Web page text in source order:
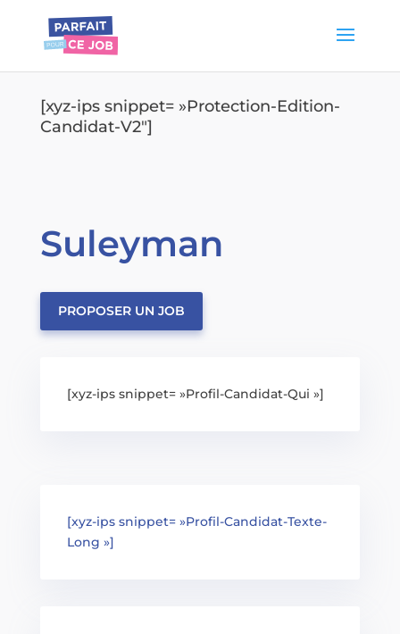
[xyz-ips snippet= »Protection-Edition-
Candidat-V2″]
Suleyman
PROPOSER UN JOB
[xyz-ips snippet= »Profil-Candidat-Qui »]
[xyz-ips snippet= »Profil-Candidat-Texte-
Long »]